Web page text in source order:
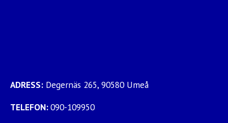
ADRESS: Degernäs 265, 90580 Umeå
TELEFON:090-109950